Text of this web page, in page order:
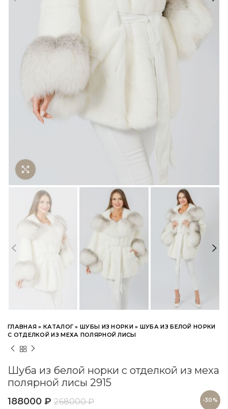
ГЛАВНАЯ »КАТАЛОГ »ШУБЫ ИЗ НОРКИ» ШУБА ИЗ БЕЛОЙ НОРКИ
С ОТДЕЛКОЙ ИЗ МЕХА ПОЛЯРНОЙ ЛИСЫ
Шуба из белой норки с отделкой из меха
полярной лисы 2915
188000 ₽ 268000₽ -30%